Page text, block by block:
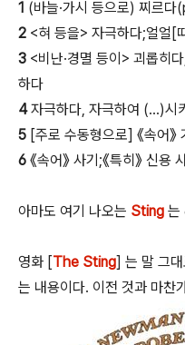
1 (바늘·가시 등으로) 찌르
2 <혀 등을> 자극하다;얼얼[
3 <비난·경멸 등이> 괴롭히
하다
4자극하다, 자극하여 (…)시
5 [주로 수동형으로] 《속어
6 《속어》 사기;《특히》 신용
아마도 여기 나오는 Sting 는
영화 [The Sting] 는 말 그대
는 내용이다. 이전 것과 마찬